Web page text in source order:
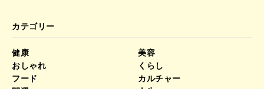
カテゴリー
健康
美容
おしゃれ
くらし
フード
カルチャー